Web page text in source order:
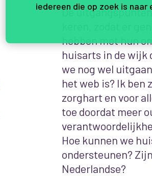
De
keren, zodat er
hebben met hun
huisarts in de wijk
we nog wel
het web is? Ik ben
zorghart en voor
toe doordat meer
Hoe kunnen we
ondersteunen?
Nederlandse?
iedereen die op zoek is